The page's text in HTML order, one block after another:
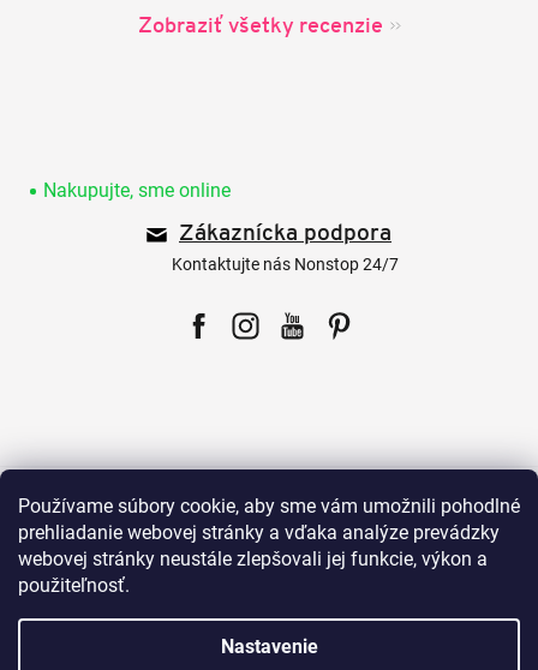
Používame súbory cookie, aby sme vám umožnili pohodlné
prehliadanie webovej stránky a vďaka analýze prevádzky
webovej stránky neustále zlepšovali jej funkcie, výkon a
použiteľnosť.
Nastavenie
Zobraziť všetky recenzie
Nakupujte, sme online
Zákaznícka podpora
Kontaktujte nás Nonstop 24/7
Pre zákazníkov
Naše produkty